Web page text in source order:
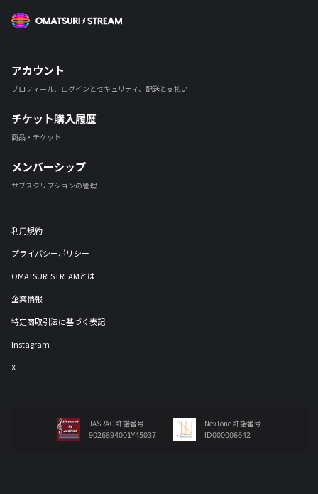
アカウント
プロフィール、ログインとセキュリティ、配送と支払い
チケット購入履歴
商品・チケット
メンバーシップ
サブスクリプションの管理
利用規約
プライバシーポリシー
OMATSURI STREAMとは
企業情報
特定商取引法に基づく表記
Instagram
X
JASRAC 許諾番号
9026894001Y45037
NexTone 許諾番号
ID000006642